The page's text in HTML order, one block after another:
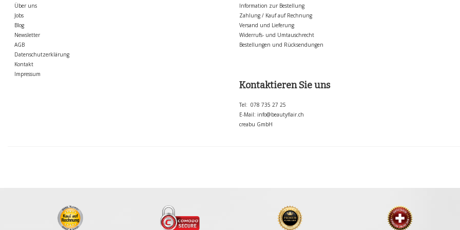
Über uns
Jobs
Blog
Newsletter
AGB
Datenschutzerklärung
Kontakt
Impressum
Information zur Bestellung
Zahlung / Kauf auf Rechnung
Versand und Lieferung
Widerrufs- und Umtauschrecht
Bestellungen und Rücksendungen
Kontaktieren Sie uns
Tel: 078 735 27 25
E-Mail: info@beautyflair.ch
creabu GmbH